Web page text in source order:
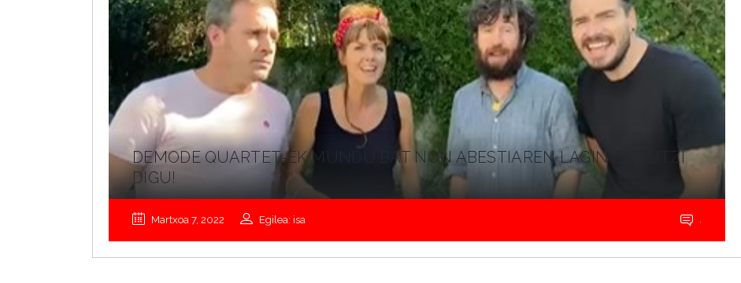
DEMODE QUARTET-EK MUNDU BAT NON ABESTIAREN LAGIN BAT UTZI
DIGU!
Martxoa 7, 2022 Egilea: isa .